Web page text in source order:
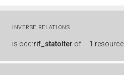
INVERSE RELATIONS
is ocd:rif_statoIter of 1 resource